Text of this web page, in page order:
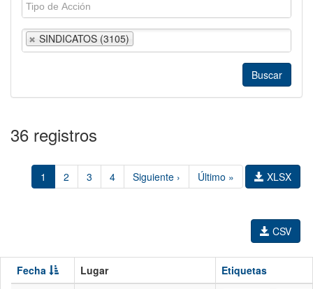
SINDICATOS (3105)
36 registros
1 2 3 4 Siguiente › Último » XLSX
CSV
Fecha Lugar
Etiquetas